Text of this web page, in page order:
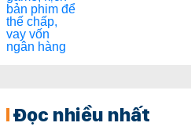
Đọc nhiều nhất